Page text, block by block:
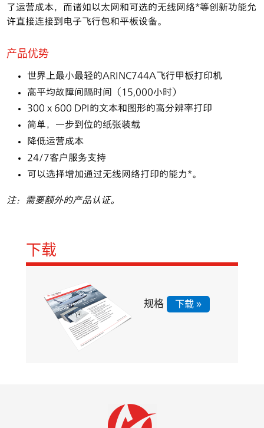
了运营成本，而诸如以太网和可选的无线网络*等创新功能允
许直接连接到电子飞行包和平板设备。
产品优势
世界上最小最轻的ARINC744A飞行甲板打印机
高平均故障间隔时间（15,000小时）
300 x 600 DPI的文本和图形的高分辨率打印
简单，一步到位的纸张装载
降低运营成本
24/7客户服务支持
可以选择增加通过无线网络打印的能力*。
注：需要额外的产品认证。
下载
规格 下载 »